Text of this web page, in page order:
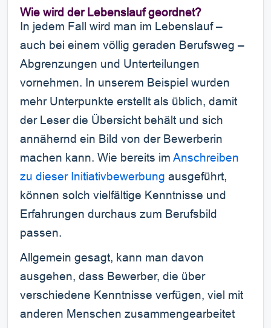
Wie wird der Lebenslauf geordnet?
In jedem Fall wird man im Lebenslauf –
auch bei einem völlig geraden Berufsweg –
Abgrenzungen und Unterteilungen
vornehmen. In unserem Beispiel wurden
mehr Unterpunkte erstellt als üblich, damit
der Leser die Übersicht behält und sich
annähernd ein Bild von der Bewerberin
machen kann. Wie bereits im Anschreiben
zu dieser Initiativbewerbung ausgeführt,
können solch vielfältige Kenntnisse und
Erfahrungen durchaus zum Berufsbild
passen.
Allgemein gesagt, kann man davon
ausgehen, dass Bewerber, die über
verschiedene Kenntnisse verfügen, viel mit
anderen Menschen zusammengearbeitet